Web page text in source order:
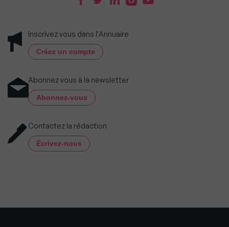
Inscrivez vous dans l'Annuaire
Créez un compte
Abonnez vous à la newsletter
Abonnez-vous
Contactez la rédaction
Écrivez-nous